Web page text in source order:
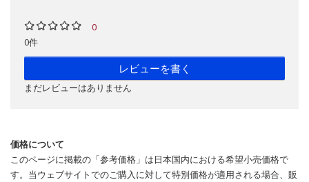
0
0件
レビューを書く
まだレビューはありません
価格について
このページに掲載の「参考価格」は日本国内における希望小売価格で
す。当ウェブサイトでのご購入に対して特別価格が適用される場合、販